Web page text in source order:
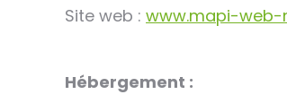
Site web : www.mapi-web-
Hébergement :